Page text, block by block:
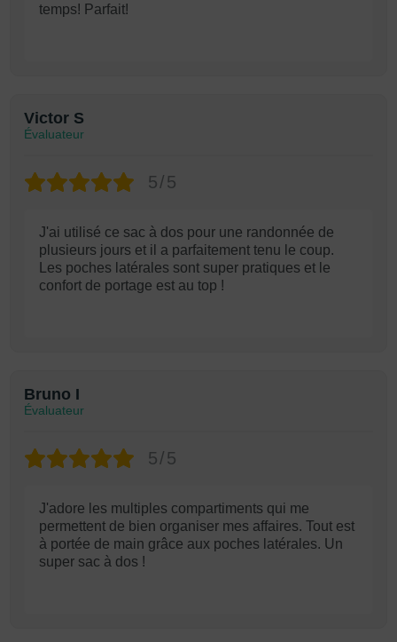
temps! Parfait!
Victor S
Évaluateur
5/5
J'ai utilisé ce sac à dos pour une randonnée de
plusieurs jours et il a parfaitement tenu le coup.
Les poches latérales sont super pratiques et le
confort de portage est au top !
Bruno I
Évaluateur
5/5
J'adore les multiples compartiments qui me
permettent de bien organiser mes affaires. Tout est
à portée de main grâce aux poches latérales. Un
super sac à dos !